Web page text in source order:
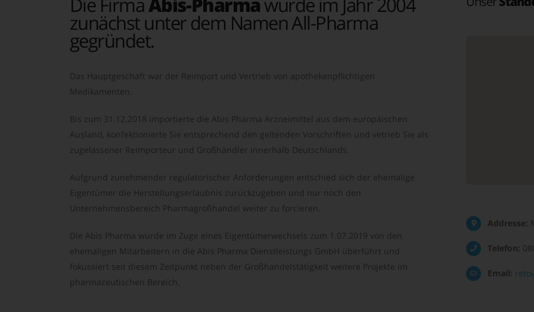
zunächst unter dem Namen All-Pharma
gegründet.
Das Hauptgeschäft war der Reimport und Vertrieb von apothekenpflichtigen
Medikamenten.
Bis zum 31.12.2018 importierte die Abis Pharma Arzneimittel aus dem europäischen
Ausland, konfektionierte Sie entsprechend den geltenden Vorschriften und vetrieb Sie als
zugelassener Reimporteur und Großhändler innerhalb Deutschlands.
Aufgrund zunehmender regulatorischer Anforderungen entschied sich der ehemalige
Eigentümer die Herstellungserlaubnis zurückzugeben und nur noch den
Unternehmensbereich Pharmagroßhandel weiter zu forcieren.
Die Abis Pharma wurde im Zuge eines Eigentümerwechsels zum 1.07.2019 von den
ehemaligen Mitarbeitern in die Abis Pharma Dienstleistungs GmbH überführt und
fokussiert seit diesem Zeitpunkt neben der Großhandelstätigkeit weitere Projekte im
pharmazeutischen Bereich.
Addresse:
Telefon:
Email: